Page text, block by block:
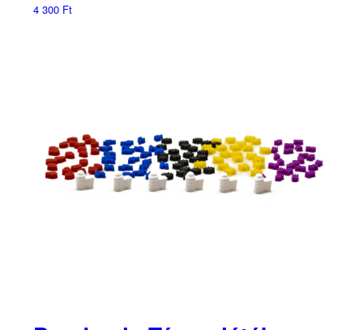
4 300 Ft